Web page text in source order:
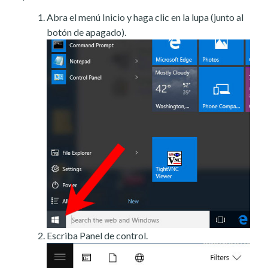
Abra el menú Inicio y haga clic en la lupa (junto al
botón de apagado).
Escriba Panel de control.